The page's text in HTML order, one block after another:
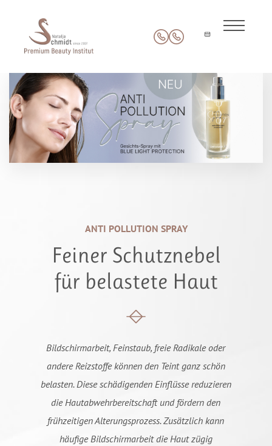
ANTI POLLUTION SPRAY
Feiner Schutznebel
für belastete Haut
Bildschirmarbeit, Feinstaub, freie Radikale oder
andere Reizstoffe können den Teint ganz schön
belasten. Diese schädigenden Einflüsse reduzieren
die Hautabwehrbereitschaft und fördern den
frühzeitigen Alterungsprozess. Zusätzlich kann
häufige Bildschirmarbeit die Haut zügig